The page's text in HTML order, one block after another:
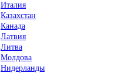
Италия
Казахстан
Канада
Латвия
Литва
Молдова
Нидерланды